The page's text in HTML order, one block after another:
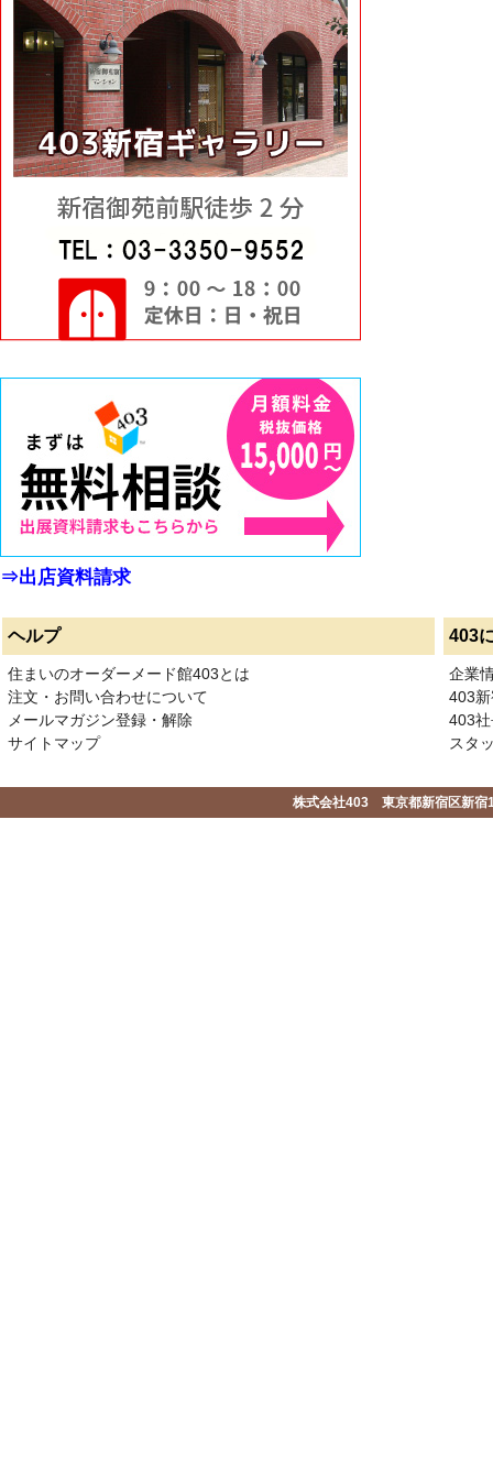
⇒出店資料請求
ヘルプ 403
住まいのオーダーメード館403とは
注文・お問い合わせについて
メールマガジン登録・解除
サイトマップ
企業
403
403
スタ
株式会社403 東京都新宿区新